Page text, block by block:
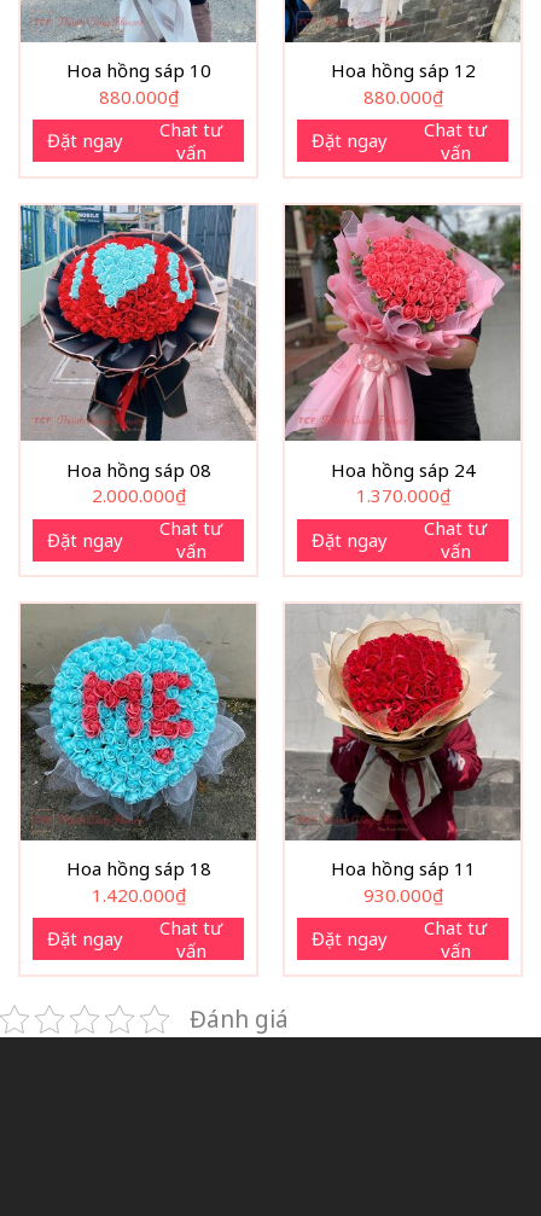
Hoa hồng sáp 10
880.000₫
Đặt ngay
Chat tư
vấn
Hoa hồng sáp 12
880.000₫
Đặt ngay
Chat tư
vấn
Hoa hồng sáp 08
2.000.000₫
Đặt ngay
Chat tư
vấn
Hoa hồng sáp 24
1.370.000₫
Đặt ngay
Chat tư
vấn
Hoa hồng sáp 18
1.420.000₫
Đặt ngay
Chat tư
vấn
Hoa hồng sáp 11
930.000₫
Đặt ngay
Chat tư
vấn
Đánh giá